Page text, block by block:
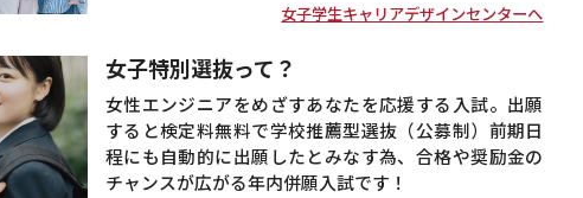
女子学生キャリアデザインセンターへ
女子特別選抜って？
女性エンジニアをめざすあなたを応援する入試。出願
すると検定料無料で学校推薦型選抜（公募制）前期日
程にも自動的に出願したとみなす為、合格や奨励金の
チャンスが広がる年内併願入試です！